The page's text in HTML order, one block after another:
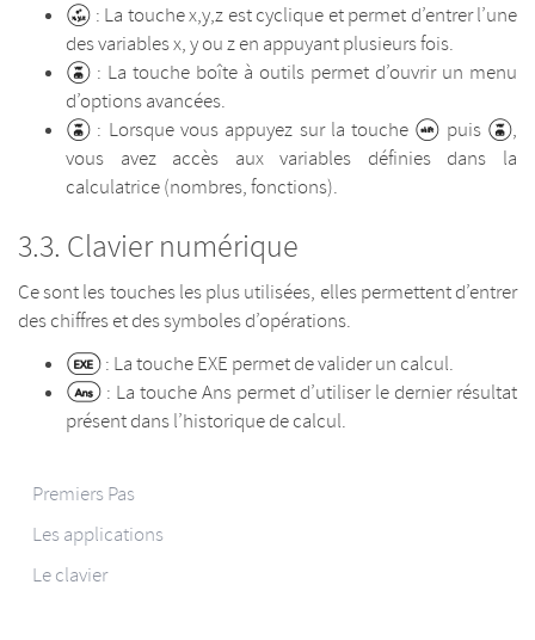
: La touche x,y,z est cyclique et permet d’entrer l’une
des variables x, y ou z en appuyant plusieurs fois.
: La touche boîte à outils permet d’ouvrir un menu
d’options avancées.
: Lorsque vous appuyez sur la touche
puis
,
vous avez accès aux variables définies dans la
calculatrice (nombres, fonctions).
Clavier numérique
Ce sont les touches les plus utilisées, elles permettent d’entrer
des chiffres et des symboles d’opérations.
: La touche EXE permet de valider un calcul.
: La touche Ans permet d’utiliser le dernier résultat
présent dans l’historique de calcul.
Premiers Pas
Les applications
Le clavier